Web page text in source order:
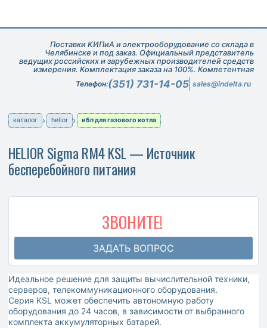
Поставки КИПиА и электрооборудование со склада в
Челябинске и под заказ. Официальный представитель
ведущих российских и зарубежных производителей средств
измерения. Комплектация заказа на 100%. Компетентная
техническая поддержка при подборе оборудования.
Телефон:(351) 731-14-05 sales@indelta.ru
каталог helior ибп для газового котла
HELIOR Sigma RM4 KSL — Источник
бесперебойного питания
ЗВОНИТЕ!
ЗАДАТЬ ВОПРОС
Идеальное решение для защиты вычислительной техники,
серверов, телекоммуникационного оборудования.
Серия KSL может обеспечить автономную работу
оборудования до 24 часов, в зависимости от выбранного
комплекта аккумуляторных батарей.